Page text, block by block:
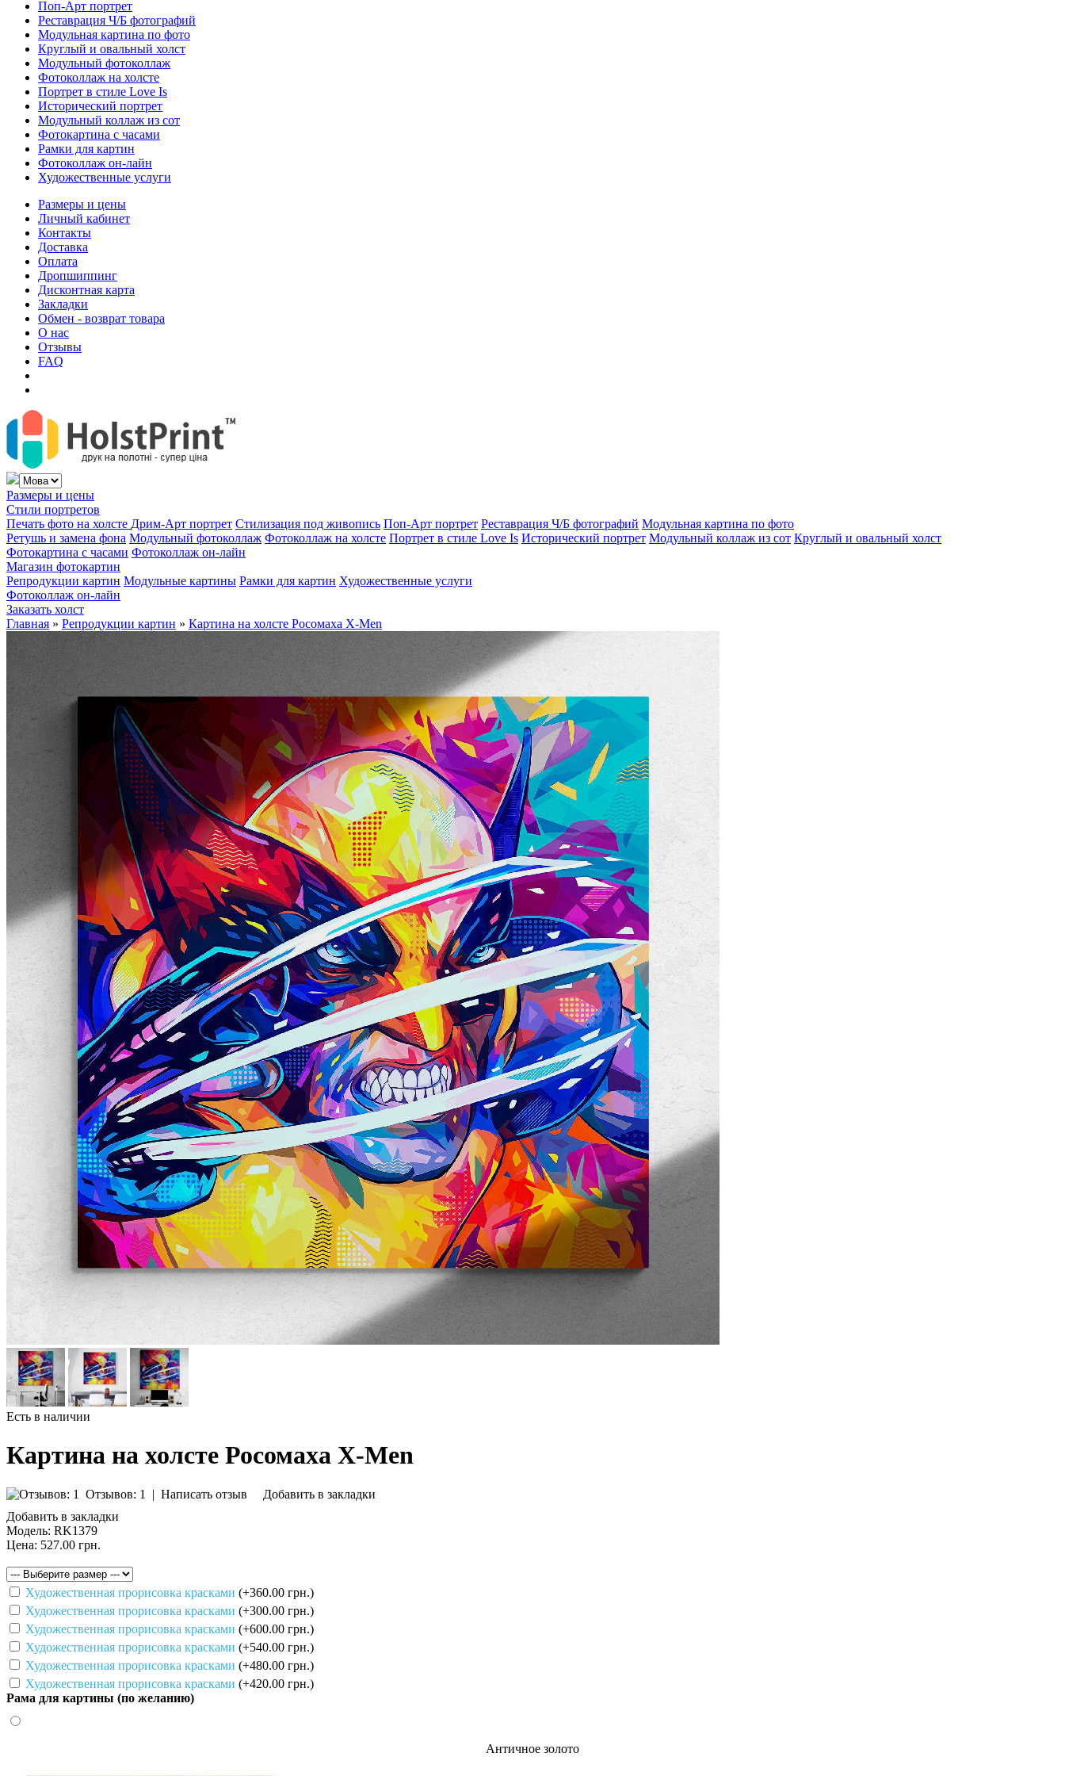
Поп-Арт портрет
Реставрация Ч/Б фотографий
Модульная картина по фото
Круглый и овальный холст
Модульный фотоколлаж
Фотоколлаж на холсте
Портрет в стиле Love Is
Исторический портрет
Модульный коллаж из сот
Фотокартина с часами
Рамки для картин
Фотоколлаж он-лайн
Художественные услуги
Размеры и цены
Личный кабинет
Контакты
Доставка
Оплата
Дропшиппинг
Дисконтная карта
Закладки
Обмен - возврат товара
О нас
Отзывы
FAQ
Размеры и цены
Стили портретов
Печать фото на холсте Дрим-Арт портрет Стилизация под живопись Поп-Арт портрет Реставрация Ч/Б фотографий Модульная картина по фото
Ретушь и замена фона Модульный фотоколлаж Фотоколлаж на холсте Портрет в стиле Love Is Исторический портрет Модульный коллаж из сот Круглый и овальный холст
Фотокартина с часами Фотоколлаж он-лайн
Магазин фотокартин
Репродукции картин Модульные картины Рамки для картин Художественные услуги
Фотоколлаж он-лайн
Заказать холст
Главная » Репродукции картин » Картина на холсте Росомаха X-Men
Есть в наличии
Картина на холсте Росомаха X-Men
Отзывов: 1 | Написать отзыв
Добавить в закладки
Добавить в закладки
Модель: RK1379
Цена: 527.00 грн.
Художественная прорисовка красками (+360.00 грн.)
Художественная прорисовка красками (+300.00 грн.)
Художественная прорисовка красками (+600.00 грн.)
Художественная прорисовка красками (+540.00 грн.)
Художественная прорисовка красками (+480.00 грн.)
Художественная прорисовка красками (+420.00 грн.)
Рама для картины (по желанию)
Античное золото